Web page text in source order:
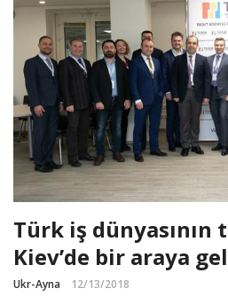
Türk iş
Kiev’de bir araya
Ukr-Ayna 12/13/2018